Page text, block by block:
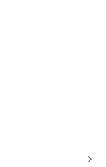
keyboard_arrow_right